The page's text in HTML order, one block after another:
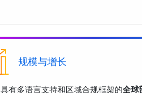
规模与增长
具有多语言支持和区域合规框架的全球